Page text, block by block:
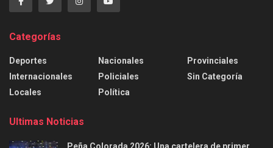
Categorías
Deportes
Internacionales
Locales
Nacionales
Policiales
Política
Provinciales
Sin Categoría
Ultimas Noticias
Peña Colorada 2026: Una cartelera de primer